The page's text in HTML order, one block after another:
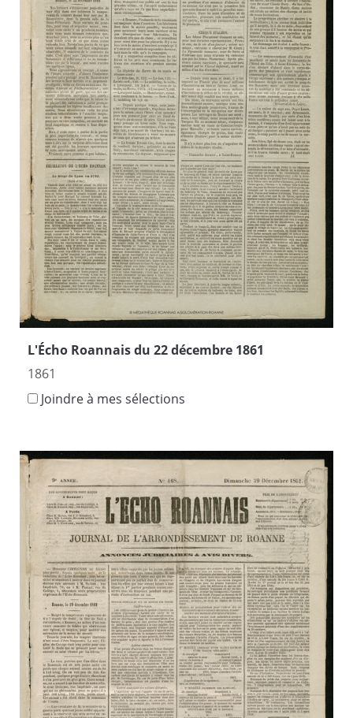
L'Écho Roannais du 22 décembre 1861
1861
Joindre à mes sélections